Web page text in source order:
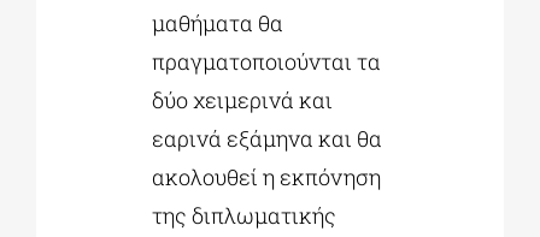
μαθήματα θα
πραγματοποιούνται τα
δύο χειμερινά και
εαρινά εξάμηνα και θα
ακολουθεί η εκπόνηση
της διπλωματικής